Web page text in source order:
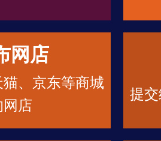
网店
、京东等商城
网店
提